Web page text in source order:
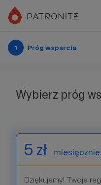
1 Próg wsparcia
Wybierz próg
5 zł miesięcznie
Dziękujemy! Twoje